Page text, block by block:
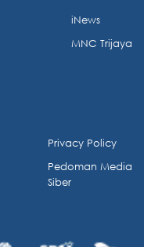
iNews
MNC Trijaya
Privacy Policy
Pedoman Media
Siber